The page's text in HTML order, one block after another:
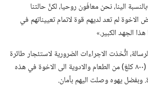
الينا،‏ نحن معافَون روحيا،‏ لكنَّ حالتنا
لم تعد لديهم قوة لاتمام تعييناتهم في
الجهد الكبير.‏»‏
اتُّخذت الاجراءات الضرورية لاستئجار طائرة
صغيرة لنقل ٨٠٠‏,١ پاوند (‏٨٠٠ كلغ)‏ من الطعام والادوية الى الاخوة في هذه
وبفضل يهوه وصلت اليهم بأمان.‏